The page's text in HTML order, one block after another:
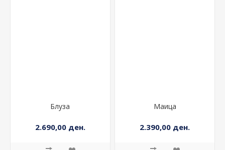
Блуза
2.690,00 ден.
Маица
2.390,00 ден.